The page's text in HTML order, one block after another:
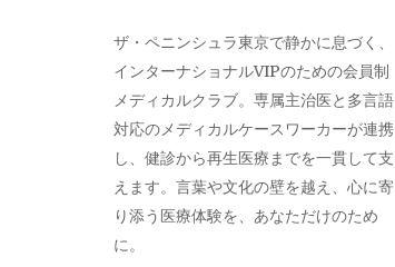
ザ・ペニンシュラ東京で静かに息づく、
インターナショナルVIPのための会員制
メディカルクラブ。専属主治医と多言語
対応のメディカルケースワーカーが連携
し、健診から再生医療までを一貫して支
えます。言葉や文化の壁を越え、心に寄
り添う医療体験を、あなただけのため
に。